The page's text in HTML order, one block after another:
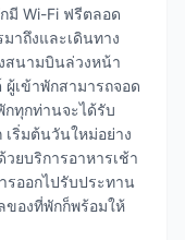
มี Wi-Fi ฟรีตลอด
าถึงและเดินทาง
สนามบินล่วงหน้า
เข้าพักสามารถจอด
กทุกท่านจะได้รับ
ริ่มต้นวันใหม่อย่าง
วยบริการอาหารเช้า
รออกไปรับประทาน
ของที่พักก็พร้อมให้